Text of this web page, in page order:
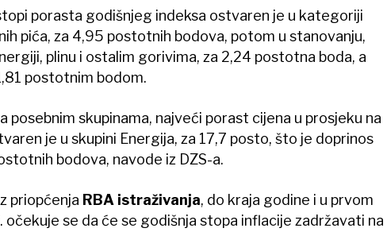
porasta godišnjeg indeksa ostvaren je u kategoriji
pića, za 4,95 postotnih bodova, potom u stanovanju,
plinu i ostalim gorivima, za 2,24 postotna boda, a
postotnim bodom.
posebnim skupinama, najveći porast cijena u prosjeku na
je u skupini Energija, za 17,7 posto, što je doprinos
bodova, navode iz DZS-a.
priopćenja RBA istraživanja, do kraja godine i u prvom
se da će se godišnja stopa inflacije zadržavati na